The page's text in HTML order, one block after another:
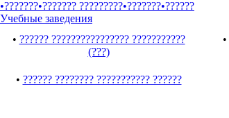
•???????•??????? ?????????•???????•??????
Учебные заведения
• ?????? ???????????????? ???????????
(???)
•
• ?????? ???????? ??????????? ??????